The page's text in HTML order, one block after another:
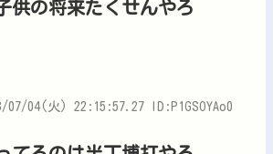
供の将来たくせんやろ
07/04(火) 22:15:57.27 ID:P1GSOYAo0